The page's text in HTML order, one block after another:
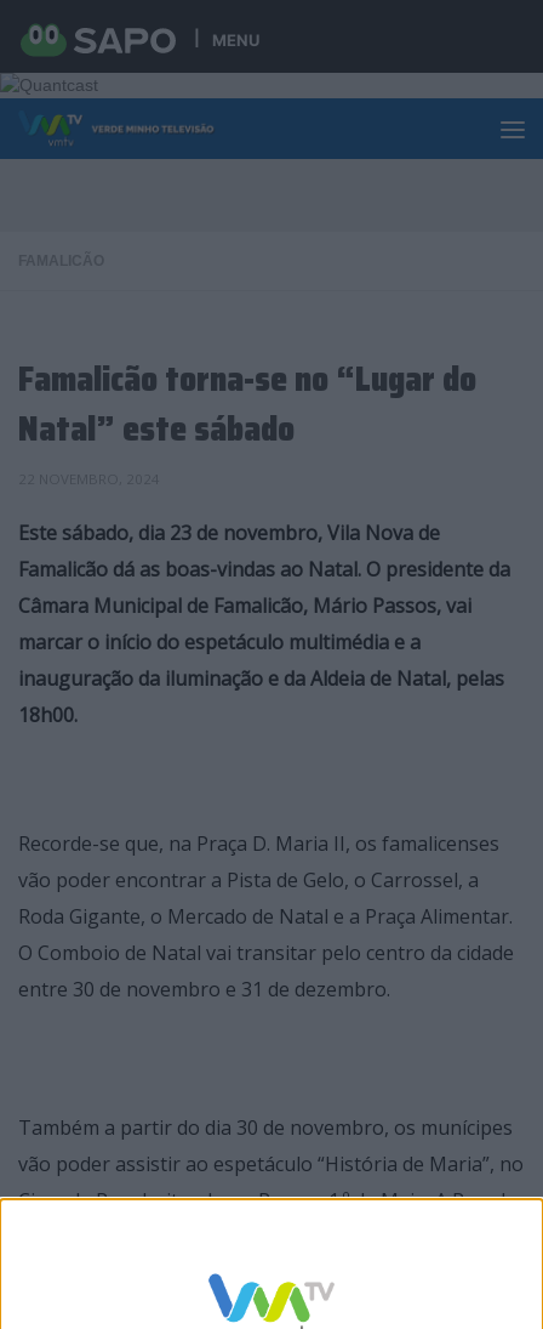
MENU
Skip to content
Famalicão torna-se no “Lugar do
Natal” este sábado
Este sábado, dia 23 de novembro, Vila Nova de
Famalicão dá as boas-vindas ao Natal. O presidente da
Câmara Municipal de Famalicão, Mário Passos, vai
marcar o início do espetáculo multimédia e a
inauguração da iluminação e da Aldeia de Natal, pelas
18h00.
Recorde-se que, na Praça D. Maria II, os famalicenses
vão poder encontrar a Pista de Gelo, o Carrossel, a
Roda Gigante, o Mercado de Natal e a Praça Alimentar.
O Comboio de Natal vai transitar pelo centro da cidade
entre 30 de novembro e 31 de dezembro.
Também a partir do dia 30 de novembro, os munícipes
vão poder assistir ao espetáculo “História de Maria”, no
Circo de Papel, situado no Parque 1.º de Maio. A Parada
dezembro, antecedendo a abertura da Cabana
Solidária, instalada na Praça 9 de Abril.